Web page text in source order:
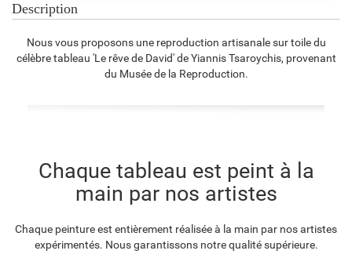
F4613-236
€81.99
F5130-204
€118.21
F6035-220
€97.34
Description
Nous vous proposons une reproduction artisanale sur toile du
célèbre tableau 'Le rêve de David' de Yiannis Tsaroychis, provenant
du Musée de la Reproduction.
Chaque tableau est peint à la
main par nos artistes
Chaque peinture est entièrement réalisée à la main par nos artistes
expérimentés. Nous garantissons notre qualité supérieure.